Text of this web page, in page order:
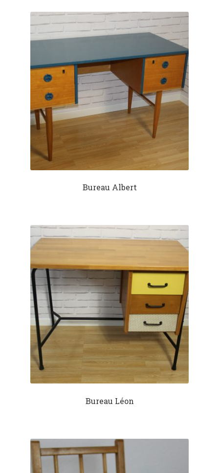
Bureau Albert
Bureau Léon